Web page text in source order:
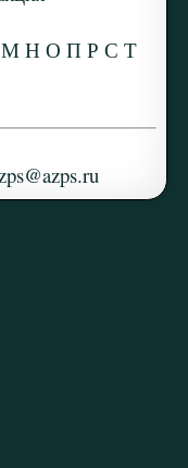
М Н О П Р С Т